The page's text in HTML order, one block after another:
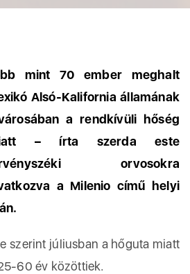
mint 70 ember meghalt
Alsó-Kalifornia államának
a rendkívüli hőség
– írta szerda este
orvosokra
a Milenio című helyi
szerint júliusban a hőguta miatt
60 év közöttiek.